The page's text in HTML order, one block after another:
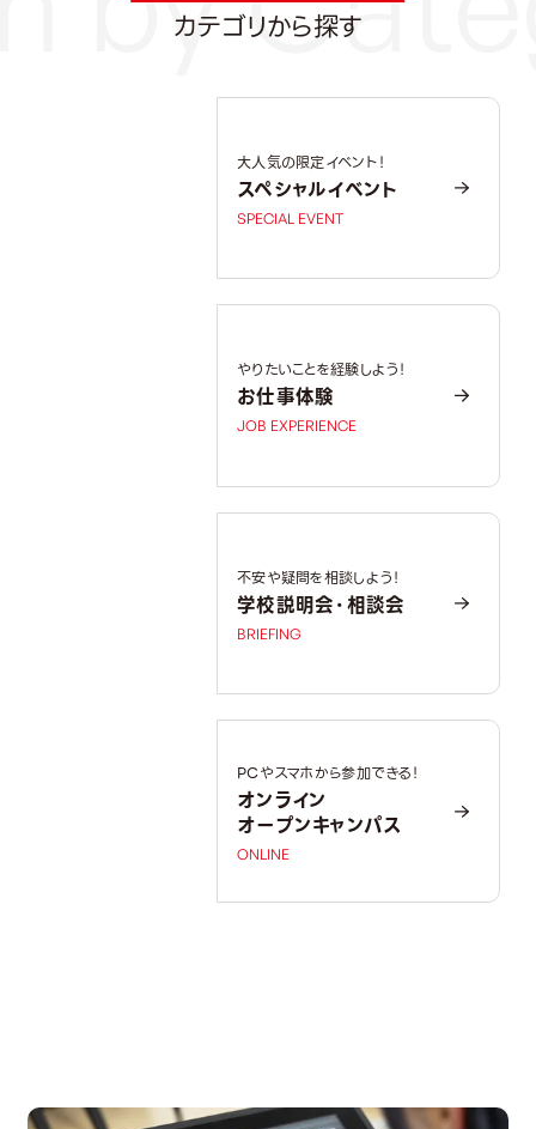
カテゴリから探す
大人気の限定イベント！
スペシャルイベント
SPECIAL EVENT
やりたいことを経験しよう！
お仕事体験
JOB EXPERIENCE
不安や疑問を相談しよう！
学校説明会・相談会
BRIEFING
PCやスマホから参加できる！
オンライン
オープンキャンパス
ONLINE